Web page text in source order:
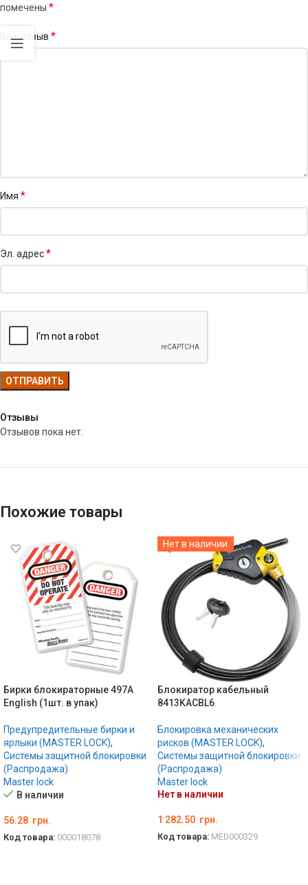
Отзывы
Отзывов пока нет.
помечены *
Ваш отзыв *
Имя *
Эл. адрес*
Похожие товары
Бирки блокираторные 497A
English (1шт. в упак)
Предупредительные бирки и
ярлыки (MASTER LOCK),
Системы защитной блокировки
(Распродажа)
Master lock
В наличии
56.28 грн.
Код товара: 000018078
Нет в наличии
Блокиратор кабельный
8413KACBL6
Блокировка механических
рисков (MASTER LOCK),
Системы защитной блокировки
(Распродажа)
Master lock
Нет в наличии
1 282.50 грн.
Код товара: MED000329